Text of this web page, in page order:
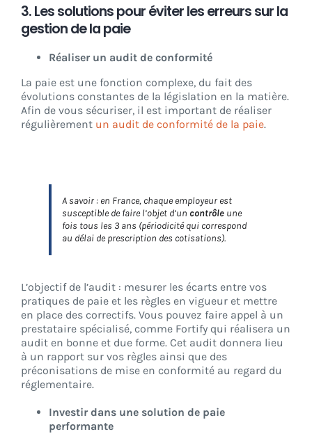
3. Les solutions pour éviter les erreurs sur la
gestion de la paie
Réaliser un audit de conformité
La paie est une fonction complexe, du fait des
évolutions constantes de la législation en la matière.
Afin de vous sécuriser, il est important de réaliser
régulièrement un audit de conformité de la paie.
A savoir : en France, chaque employeur est
susceptible de faire l’objet d’un contrôle une
fois tous les 3 ans (périodicité qui correspond
au délai de prescription des cotisations).
L’objectif de l’audit : mesurer les écarts entre vos
pratiques de paie et les règles en vigueur et mettre
en place des correctifs. Vous pouvez faire appel à un
prestataire spécialisé, comme Fortify qui réalisera un
audit en bonne et due forme. Cet audit donnera lieu
à un rapport sur vos règles ainsi que des
préconisations de mise en conformité au regard du
réglementaire.
Investir dans une solution de paie
performante